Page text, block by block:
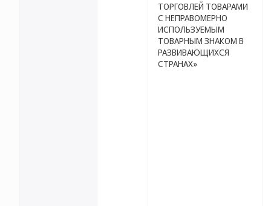
ТОРГОВЛЕЙ ТОВАРАМИ
С НЕПРАВОМЕРНО
ИСПОЛЬЗУЕМЫМ
ТОВАРНЫМ ЗНАКОМ В
РАЗВИВАЮЩИХСЯ
СТРАНАХ»